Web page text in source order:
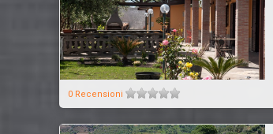
0 Recensioni